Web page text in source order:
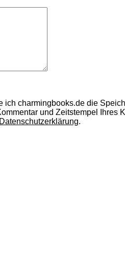
charmingbooks.de die
und Zeitstempel Ihres
Datenschutzerklärung.